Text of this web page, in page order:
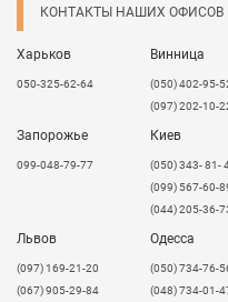
КОНТАКТЫ НАШИХ ОФИСОВ
Харьков
050-325-62-64
Винница
(050) 402-95-
(097) 202-10-
Запорожье
099-048-79-77
Киев
(050) 343- 81-
(099) 567-60-
(044) 205-36-
Львов
​(097) 169-21-20
(067) 905-29-84
Одесса
(050) 734-76-
(048) 734-01-